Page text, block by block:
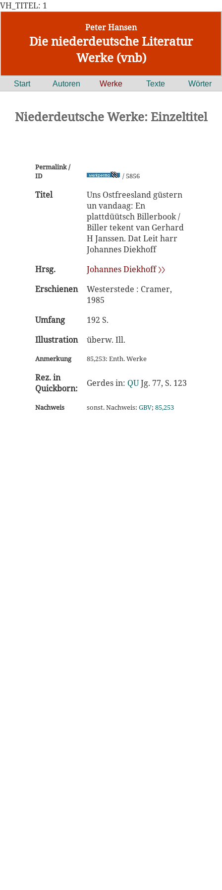
VH_TITEL: 1
Peter Hansen
Die niederdeutsche Literatur
Werke (vnb)
Start Autoren Werke Texte Wörter
Niederdeutsche Werke: Einzeltitel
Permalink /
ID
/ 5856
Titel
Uns Ostfreesland güstern
un vandaag: En
plattdüütsch Billerbook /
Biller tekent van Gerhard
H Janssen. Dat Leit harr
Johannes Diekhoff
Hrsg.
Johannes Diekhoff 〉〉
Erschienen
Westerstede : Cramer,
1985
Umfang
192 S.
Illustration
überw. Ill.
Anmerkung 85,253: Enth. Werke
Rez. in
Quickborn:
Gerdes in: QUJg. 77, S. 123
Nachweis sonst. Nachweis: GBV; 85,253